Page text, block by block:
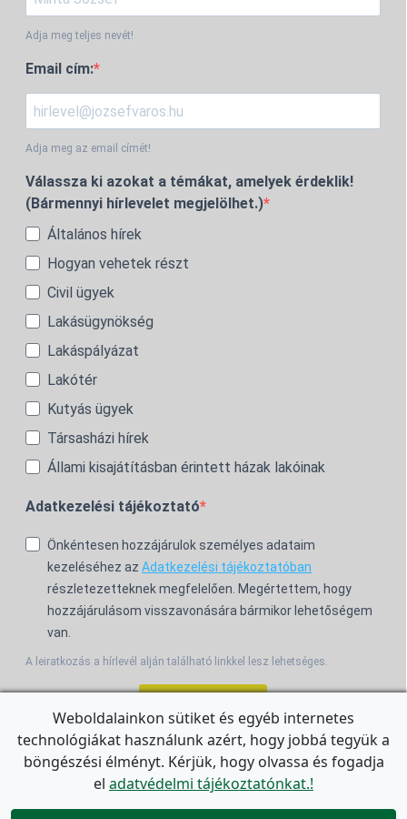
Adja meg teljes nevét!
Email cím:
Adja meg az email címét!
Válassza ki azokat a témákat, amelyek érdeklik!
(Bármennyi hírlevelet megjelölhet.)
Általános hírek
Hogyan vehetek részt
Civil ügyek
Lakásügynökség
Lakáspályázat
Lakótér
Kutyás ügyek
Társasházi hírek
Állami kisajátításban érintett házak lakóinak
Adatkezelési tájékoztató
Önkéntesen hozzájárulok személyes adataim
kezeléséhez az Adatkezelési tájékoztatóban
részletezetteknek megfelelően. Megértettem, hogy
hozzájárulásom visszavonására bármikor lehetőségem
van.
A leiratkozás a hírlevél alján található linkkel lesz lehetséges.
For the English Newsletter, clickHERE.
Weboldalainkon sütiket és egyéb internetes
technológiákat használunk azért, hogy jobbá tegyük a
böngészési élményt. Kérjük, hogy olvassa és fogadja
el adatvédelmi tájékoztatónkat.!